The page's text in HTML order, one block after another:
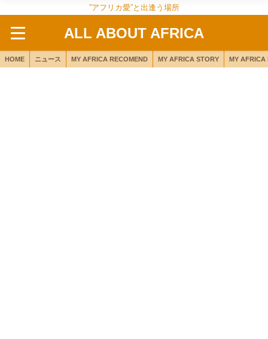
”アフリカ愛”と出逢う場所
ALL ABOUT AFRICA
HOME ニュース MY AFRICA RECOMEND MY AFRICA STORY MY AFRICA